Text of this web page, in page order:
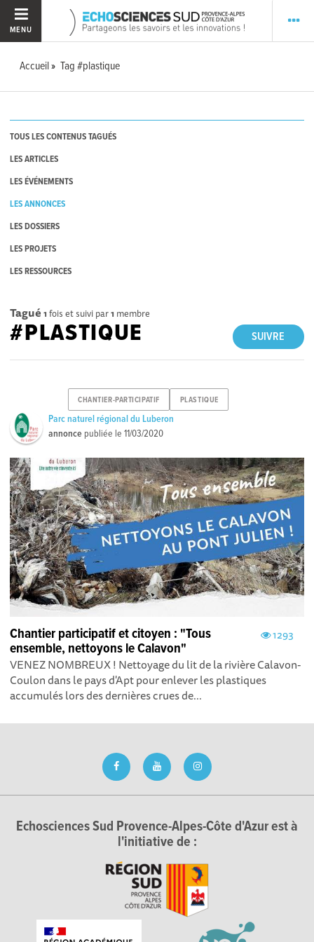
MENU
Accueil Tag #plastique
TOUS LES CONTENUS TAGUÉS
LES ARTICLES
LES ÉVÉNEMENTS
LES ANNONCES
LES DOSSIERS
LES PROJETS
LES RESSOURCES
Tagué 1 fois et suivi par1 membre
SUIVRE
#PLASTIQUE
CHANTIER-PARTICIPATIF PLASTIQUE
Parc naturel régional du Luberon
annonce publiée le11/03/2020
1293
Chantier participatif et citoyen : "Tous
ensemble, nettoyons le Calavon"
VENEZ NOMBREUX ! Nettoyage du lit de la rivière Calavon-
Coulon dans le pays d'Apt pour enlever les plastiques
accumulés lors des dernières crues de...
Echosciences Sud Provence-Alpes-Côte d'Azur est à
l'initiative de :